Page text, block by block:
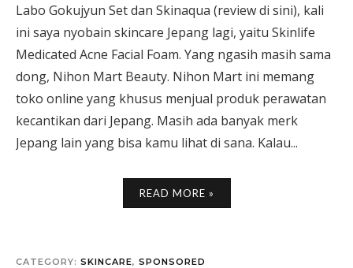
Labo Gokujyun Set dan Skinaqua (review di sini), kali
ini saya nyobain skincare Jepang lagi, yaitu Skinlife
Medicated Acne Facial Foam. Yang ngasih masih sama
dong, Nihon Mart Beauty. Nihon Mart ini memang
toko online yang khusus menjual produk perawatan
kecantikan dari Jepang. Masih ada banyak merk
Jepang lain yang bisa kamu lihat di sana. Kalau...
READ MORE »
CATEGORY: SKINCARE, SPONSORED